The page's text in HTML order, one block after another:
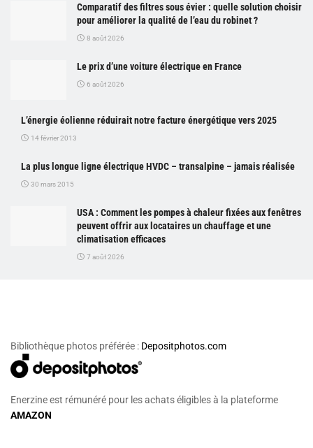
Comparatif des filtres sous évier : quelle solution choisir
pour améliorer la qualité de l’eau du robinet ?
8 août 2026
Le prix d’une voiture électrique en France
6 août 2026
L’énergie éolienne réduirait notre facture énergétique vers 2025
14 février 2013
La plus longue ligne électrique HVDC – transalpine – jamais réalisée
30 mars 2015
USA : Comment les pompes à chaleur fixées aux fenêtres
peuvent offrir aux locataires un chauffage et une
climatisation efficaces
7 août 2026
Bibliothèque photos préférée : Depositphotos.com
Enerzine est rémunéré pour les achats éligibles à la plateforme
AMAZON